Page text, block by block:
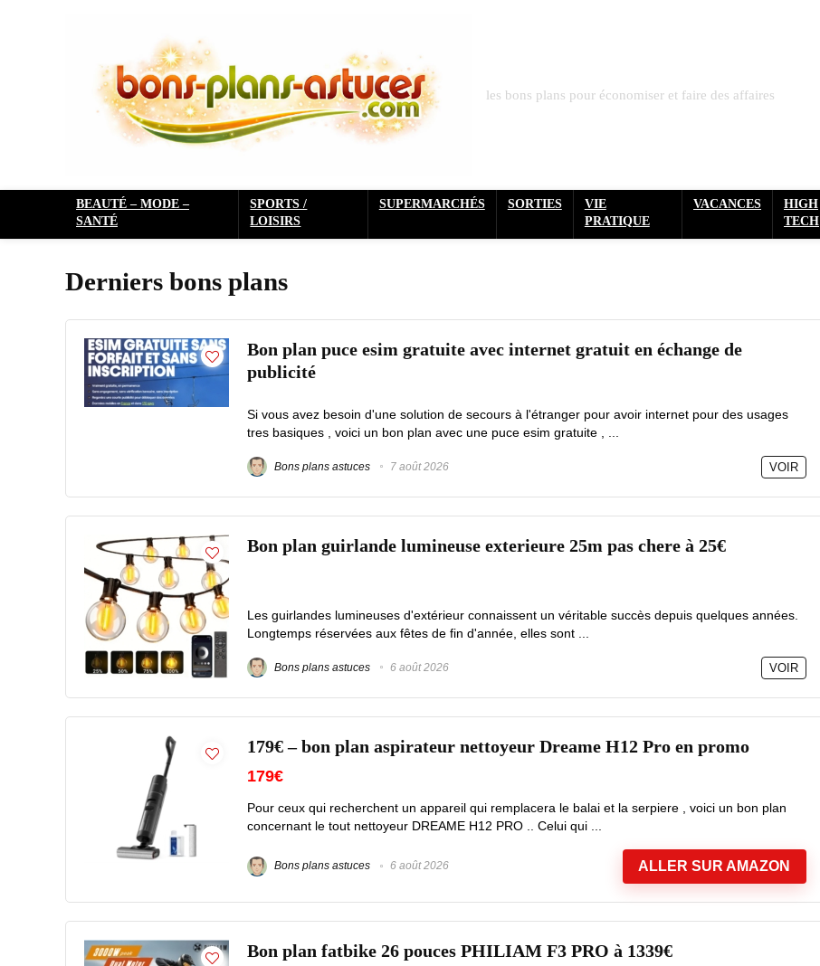
les bons plans pour économiser et faire des affaires
BEAUTÉ – MODE –
SANTÉ
SPORTS /
LOISIRS
SUPERMARCHÉS SORTIES
VIE
PRATIQUE
VACANCES
HIGH
TECH
Derniers bons plans
Bon plan puce esim gratuite avec internet gratuit en échange de
publicité
Si vous avez besoin d'une solution de secours à l'étranger pour avoir internet pour des usages
tres basiques , voici un bon plan avec une puce esim gratuite , ...
Bons plans astuces 7 août 2026 VOIR
Bon plan guirlande lumineuse exterieure 25m pas chere à 25€
Les guirlandes lumineuses d'extérieur connaissent un véritable succès depuis quelques années.
Longtemps réservées aux fêtes de fin d'année, elles sont ...
Bons plans astuces 6 août 2026 VOIR
179€ – bon plan aspirateur nettoyeur Dreame H12 Pro en promo
179€
Pour ceux qui recherchent un appareil qui remplacera le balai et la serpiere , voici un bon plan
concernant le tout nettoyeur DREAME H12 PRO .. Celui qui ...
Bons plans astuces 6 août 2026 ALLER SUR AMAZON
Bon plan fatbike 26 pouces PHILIAM F3 PRO à 1339€